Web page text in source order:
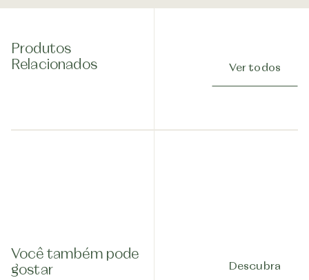
Produtos
Relacionados
Ver todos
Você também pode
gostar
Descubra